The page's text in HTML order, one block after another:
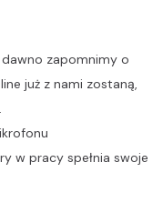
zapomnimy o
już z nami zostaną,
w pracy spełnia swoje